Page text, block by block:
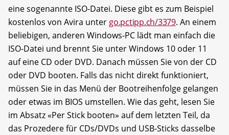
eine sogenannte ISO-Datei. Diese gibt es zum Beispiel
kostenlos von Avira untergo.pctipp.ch/3379. An einem
beliebigen, anderen Windows-PC lädt man einfach die
ISO-Datei und brennt Sie unter Windows 10 oder 11
auf eine CD oder DVD. Danach müssen Sie von der CD
oder DVD booten. Falls das nicht direkt funktioniert,
müssen Sie in das Menü der Bootreihenfolge gelangen
oder etwas im BIOS umstellen. Wie das geht, lesen Sie
im Absatz «Per Stick booten» auf dem letzten Teil, da
das Prozedere für CDs/DVDs und USB-Sticks dasselbe